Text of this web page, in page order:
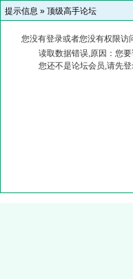
提示信息 » 顶级高手论坛
您没有登录或者您没有权限访
读取数据错误,原因：您
您还不是论坛会员,请先